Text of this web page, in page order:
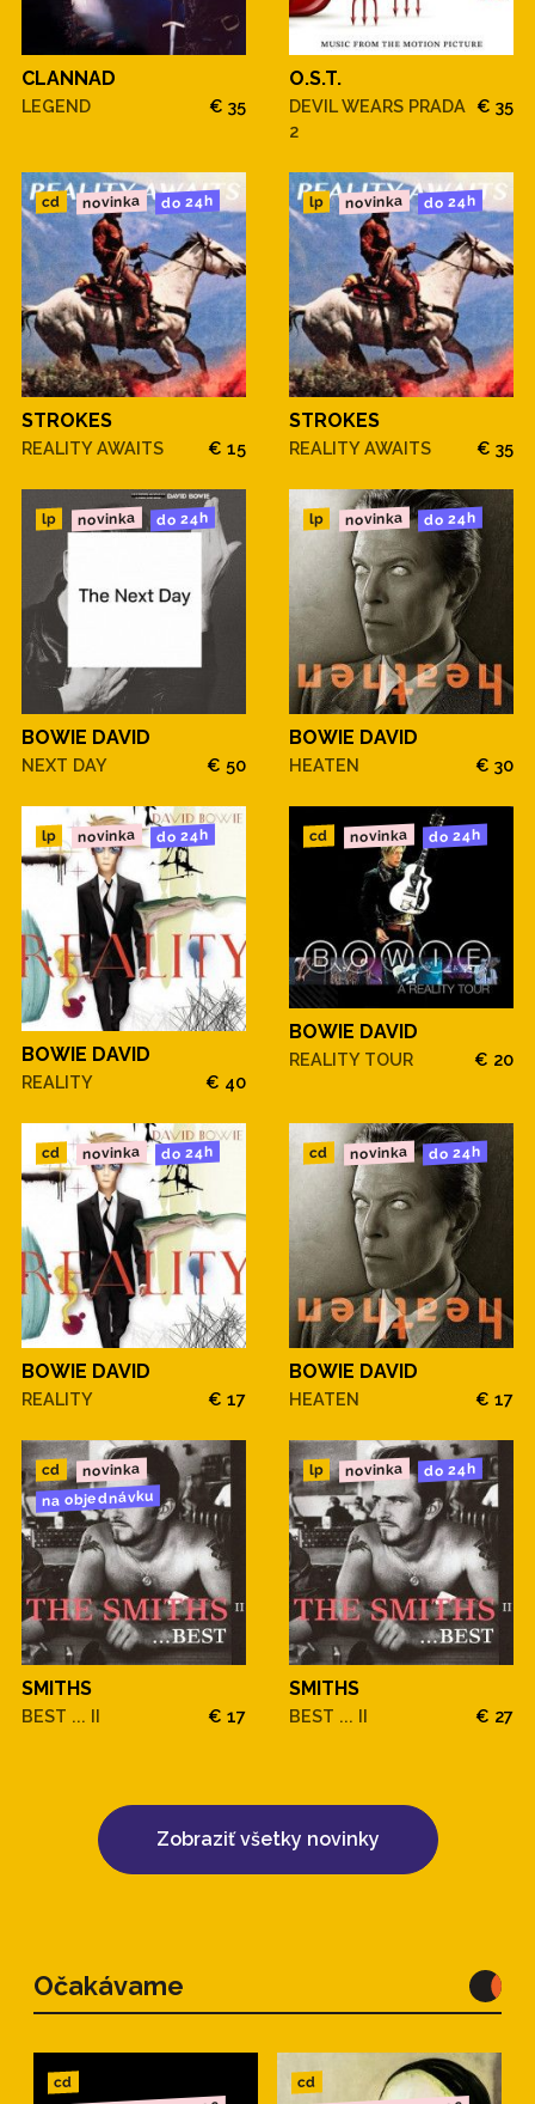
CLANNAD
LEGEND € 35
O.S.T.
DEVIL WEARS PRADA
2
€ 35
cd novinka do 24h
STROKES
REALITY AWAITS € 15
lp novinka do 24h
STROKES
REALITY AWAITS € 35
lp novinka do 24h
BOWIE DAVID
NEXT DAY € 50
lp novinka do 24h
BOWIE DAVID
HEATEN € 30
lp novinka do 24h
BOWIE DAVID
REALITY € 40
cd novinka do 24h
BOWIE DAVID
REALITY TOUR € 20
cd novinka do 24h
BOWIE DAVID
REALITY € 17
cd novinka do 24h
BOWIE DAVID
HEATEN € 17
cd novinka
na objednávku
SMITHS
BEST ... II € 17
lp novinka do 24h
SMITHS
BEST ... II € 27
Zobraziť všetky novinky
Očakávame
cd cd